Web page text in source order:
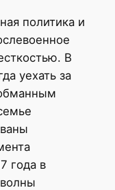
политика и
В
уехать за
года в